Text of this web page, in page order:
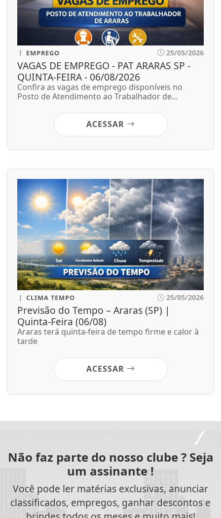
EMPREGO 25/05/2026
VAGAS DE EMPREGO - PAT ARARAS SP -
QUINTA-FEIRA - 06/08/2026
Confira as vagas de emprego disponíveis no
Posto de Atendimento ao Trabalhador de...
ACESSAR
CLIMA TEMPO 25/05/2026
Previsão do Tempo – Araras (SP) |
Quinta-Feira (06/08)
Araras terá quinta-feira de tempo firme e calor à
tarde
ACESSAR
Não faz parte do nosso clube ? Seja
um assinante !
Você pode ler matérias exclusivas, anunciar
classificados, empregos, ganhar descontos e